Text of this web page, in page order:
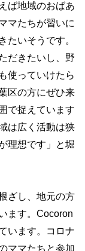
ば地域のおばあ
マたちが習いに
たいそうです。
だきたいし、野
使っていけたら
区の方にぜひ来
で捉えています
は広く活動は狭
理想です」と堀
ざし、地元の方
ます。 Cocoron
います。コロナ
ママたちと参加